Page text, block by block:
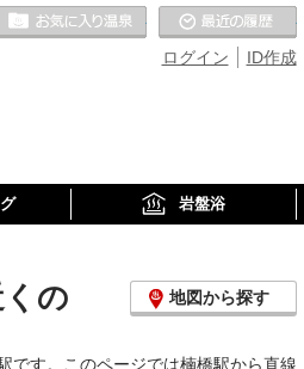
ID作成
ログイン
お気に入りの温泉
岩盤浴
の 地図から探す
です。このページでは楠橋駅から直線